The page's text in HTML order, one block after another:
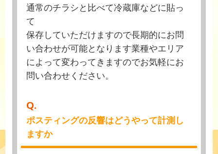
通常のチラシと比べて冷蔵庫などに貼っ
て
保存していただけますので長期的にお問
い合わせが可能となります業種やエリア
によって変わってきますのでお気軽にお
問い合わせください。
Q.
ポスティングの反響はどうやって計測し
ますか